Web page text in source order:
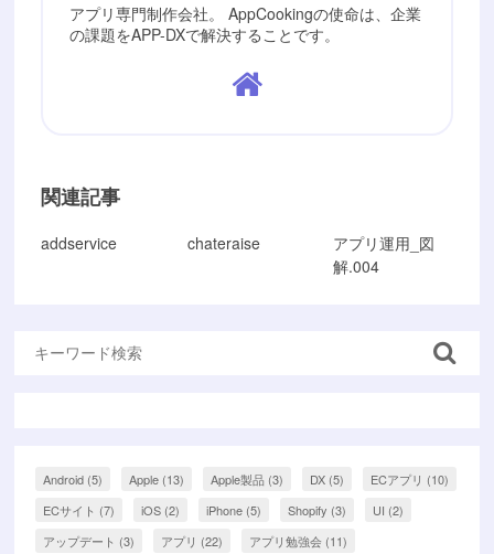
アプリ専門制作会社。 AppCookingの使命は、企業
の課題をAPP-DXで解決することです。
関連記事
addservice chateraise
アプリ運用_図
解.004
Android (5) Apple (13) Apple製品 (3) DX (5) ECアプリ (10)
ECサイト (7) iOS (2) iPhone (5) Shopify (3) UI (2)
アップデート (3) アプリ (22) アプリ勉強会 (11)